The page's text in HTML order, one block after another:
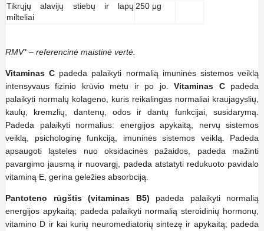
Tikrųjų alavijų stiebų ir lapų
milteliai
250 μg
RMV* – referencinė maistinė vertė.
Vitaminas C padeda palaikyti normalią imuninės sistemos veiklą
intensyvaus fizinio krūvio metu ir po jo.Vitaminas Cpadeda
palaikyti normalų kolageno, kuris reikalingas normaliai kraujagyslių,
kaulų, kremzlių, dantenų, odos ir dantų funkcijai, susidarymą.
Padeda palaikyti normalius: energijos apykaitą, nervų sistemos
veiklą, psichologinę funkciją, imuninės sistemos veiklą. Padeda
apsaugoti ląsteles nuo oksidacinės pažaidos, padeda mažinti
pavargimo jausmą ir nuovargį, padeda atstatyti redukuoto pavidalo
vitaminą E, gerina geležies absorbciją.
Pantoteno rūgštis (vitaminas B5) padeda palaikyti normalią
energijos apykaitą; padeda palaikyti normalią steroidinių hormonų,
vitamino D ir kai kurių neuromediatorių sintezę ir apykaitą; padeda